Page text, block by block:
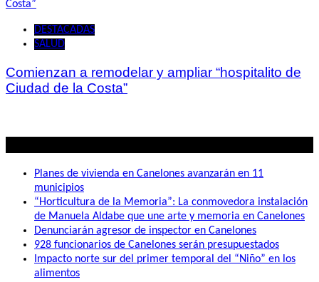
DESTACADAS
SALUD
Comienzan a remodelar y ampliar “hospitalito de
Ciudad de la Costa”
Planes de vivienda en Canelones avanzarán en 11
municipios
“Horticultura de la Memoria”: La conmovedora instalación
de Manuela Aldabe que une arte y memoria en Canelones
Denunciarán agresor de inspector en Canelones
928 funcionarios de Canelones serán presupuestados
Impacto norte sur del primer temporal del “Niño” en los
alimentos